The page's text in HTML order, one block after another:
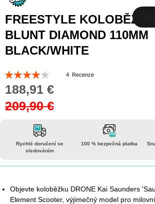
začátek
obrázky
FREESTYLE KOLOBĚŽKA
BLUNT DIAMOND 110MM
BLACK/WHITE
Hodnocení:
80
% of 100
4 Recenze
Special
188,91 €
209,90 €
Rychlé doručení se
sledováním
100 % bezpečná platba
Objevte koloběžku DRONE Kai Saunders
Element Scooter, výjimečný model pro